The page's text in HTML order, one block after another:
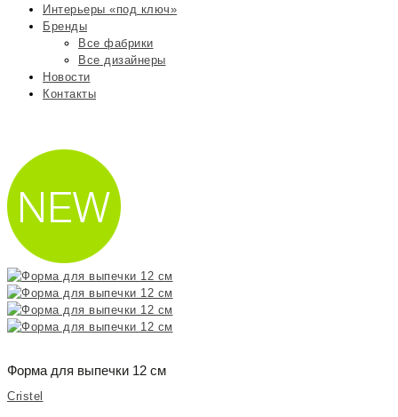
Интерьеры «под ключ»
Бренды
Все фабрики
Все дизайнеры
Новости
Контакты
Форма для выпечки 12 см
Cristel